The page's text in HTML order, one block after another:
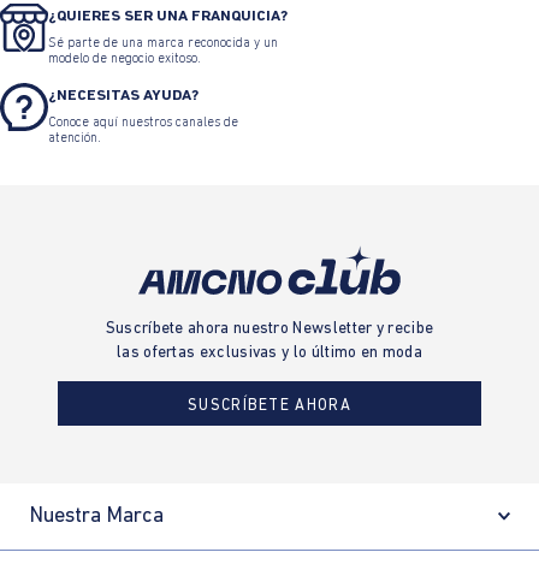
¿QUIERES SER UNA FRANQUICIA?
Sé parte de una marca reconocida y un
modelo de negocio exitoso.
¿NECESITAS AYUDA?
Conoce aquí nuestros canales de
atención.
Suscríbete ahora nuestro Newsletter y recibe
las ofertas exclusivas y lo último en moda
SUSCRÍBETE AHORA
Nuestra Marca